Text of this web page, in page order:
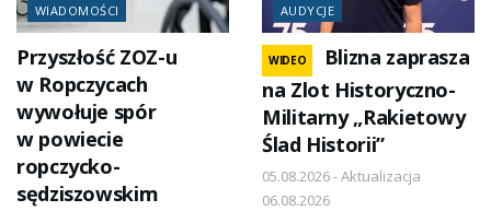
WIADOMOŚCI
Przyszłość ZOZ-u
w Ropczycach
wywołuje spór
w powiecie
ropczycko-
sędziszowskim
AUDYCJE
WIDEO
Blizna zaprasza
na Zlot Historyczno-
Militarny „Rakietowy
Ślad Historii”
05.08.2026 - Aktualizacja
06.08.2026